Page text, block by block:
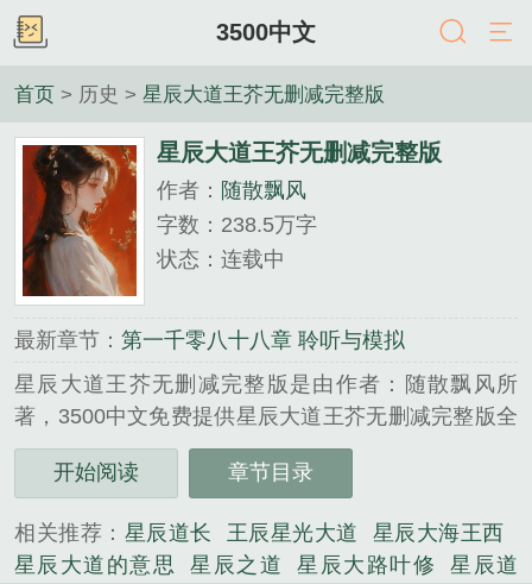
3500中文
首页 > 历史 > 星辰大道王芥无删减完整版
星辰大道王芥无删减完整版
作者： 随散飘风
字数：238.5万字
状态：连载中
最新章节： 第一千零八十八章 聆听与模拟
星辰大道王芥无删减完整版是由作者：随散飘风所
著，3500中文免费提供星辰大道王芥无删减完整版全
文在线阅读。
三秒记住本站：3500中文 网址：www.3500zw.com...
的历史类小说。
开始阅读 章节目录
相关推荐： 星辰道长 王辰星光大道
星辰大海王西
星辰大道的意思
星辰之道 星辰大路叶修
星辰道